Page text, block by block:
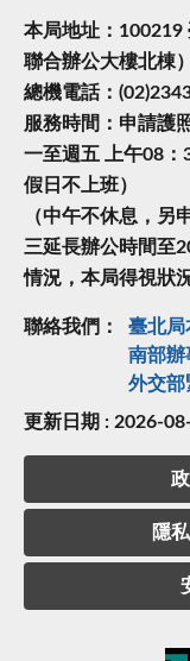
本局地址：100219
聯合辦公大樓北棟）
總機電話：
服務時間：申請護
一至週五 上午08：
假日不上班）
（中午不休息，另
三延長辦公時間至
情況，本局得視狀
聯絡我們： 臺北局
南部辦
外交部
更新日期 : 2026-
隱